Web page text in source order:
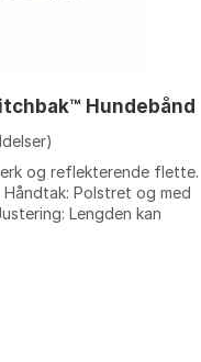
Hundebånd
og reflekterende flette.
Håndtak: Polstret og med
Lengden kan